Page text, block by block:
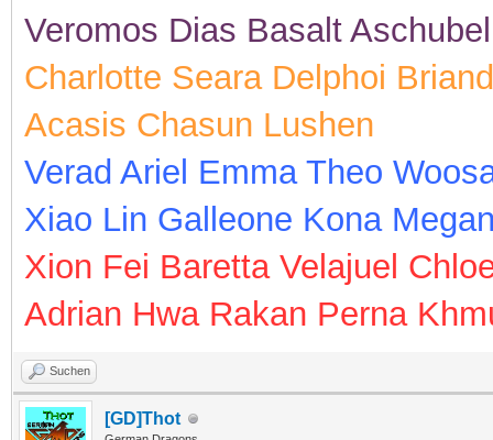
Veromos Dias Basalt
Charlotte Seara Delphoi
Acasis Chasun Lushen
Verad Ariel Emma Theo
Xiao Lin Galleone Kona
Xion Fei Baretta Velajuel
Adrian Hwa Rakan Perna
Suchen
[GD]Thot